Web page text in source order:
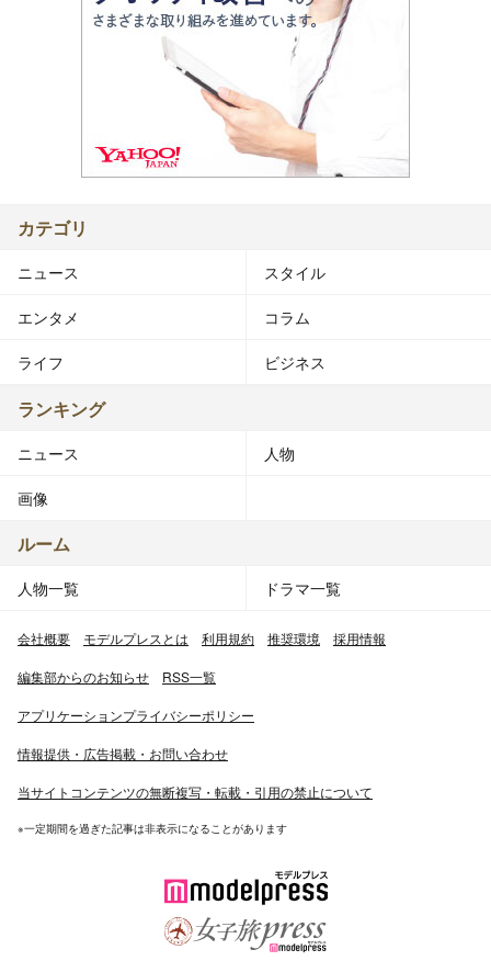
カテゴリ
ニュース スタイル
エンタメ コラム
ライフ ビジネス
ランキング
ニュース 人物
画像
ルーム
人物一覧 ドラマ一覧
会社概要 モデルプレスとは 利用規約 推奨環境 採用情報
編集部からのお知らせ RSS一覧
アプリケーションプライバシーポリシー
情報提供・広告掲載・お問い合わせ
当サイトコンテンツの無断複写・転載・引用の禁止について
※一定期間を過ぎた記事は非表示になることがあります